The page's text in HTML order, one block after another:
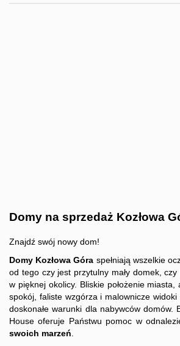
Domy na sprzedaż Kozłowa
Znajdź swój nowy dom!
Domy Kozłowa Góra spełniają wszelkie
od tego czy jest przytulny mały domek, czy
w pięknej okolicy. Bliskie położenie
spokój, faliste wzgórza i malownicze
doskonałe warunki dla nabywców domów.
House oferuje Państwu pomoc w
swoich marzeń